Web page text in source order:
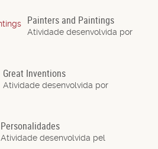
Painters and Paintings
Atividade desenvolvida por
Great Inventions
Atividade desenvolvida por
Personalidades
Atividade desenvolvida pel